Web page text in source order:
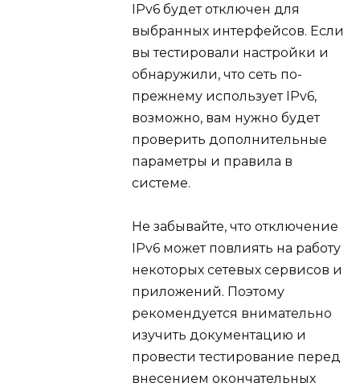
IPv6 будет отключен для
выбранных интерфейсов. Если
вы тестировали настройки и
обнаружили, что сеть по-
прежнему использует IPv6,
возможно, вам нужно будет
проверить дополнительные
параметры и правила в
системе.
Не забывайте, что отключение
IPv6 может повлиять на работу
некоторых сетевых сервисов и
приложений. Поэтому
рекомендуется внимательно
изучить документацию и
провести тестирование перед
внесением окончательных